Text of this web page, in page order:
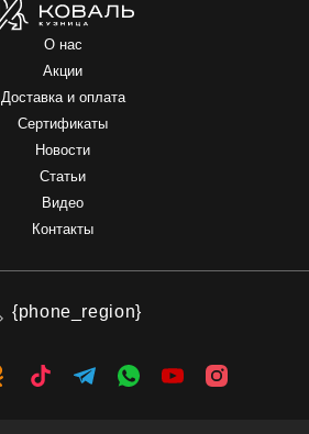
О нас
Акции
Доставка и оплата
Сертификаты
Новости
Статьи
Видео
Контакты
{phone_region}